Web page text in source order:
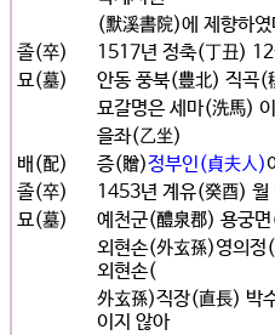
(默溪書院)에 제향하였
졸(卒)
1517년 정축(丁丑)
묘(墓)
안동 풍북(豊北) 직곡(
묘갈명은 세마(洗馬)
을좌(乙坐)
배(配)
증(贈)정부인(貞夫人)
졸(卒)
1453년 계유(癸酉) 월
묘(墓)
예천군(醴泉郡) 용궁
외현손(外玄孫)영의
외현손(
外玄孫)직장(直長) 박
이지 않아